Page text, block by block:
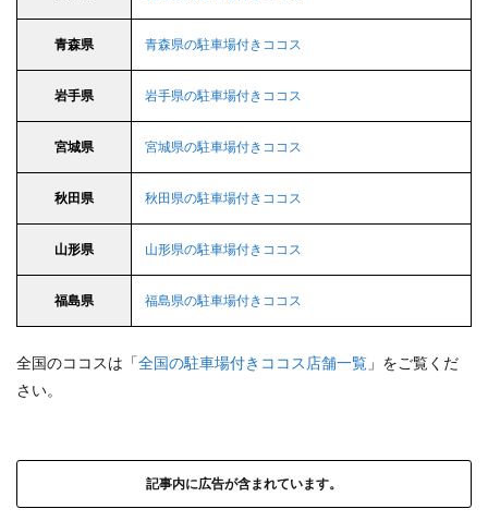
青森県 青森県の駐車場付きココス
岩手県 岩手県の駐車場付きココス
宮城県 宮城県の駐車場付きココス
秋田県 秋田県の駐車場付きココス
山形県 山形県の駐車場付きココス
福島県 福島県の駐車場付きココス
全国のココスは「全国の駐車場付きココス店舗一覧 」をご覧くだ
さい。
記事内に広告が含まれています。